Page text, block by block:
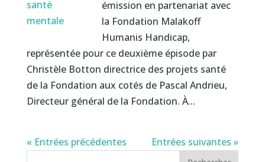
émission en partenariat avec
la Fondation Malakoff
Humanis Handicap,
représentée pour ce deuxième épisode par
Christèle Botton directrice des projets santé
de la Fondation aux cotés de Pascal Andrieu,
Directeur général de la Fondation. À...
« Entrées précédentes Entrées suivantes »